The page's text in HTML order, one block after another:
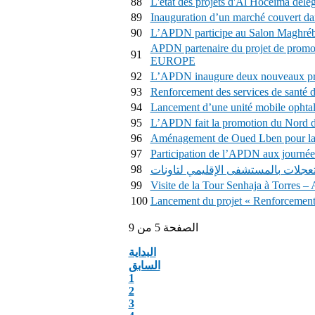
89
Inauguration d’un marché couvert
90
L’APDN participe au Salon
91
APDN partenaire du projet de
EUROPE
92
L’APDN inaugure deux nouveaux
93
Renforcement des services de santé
94
Lancement d’une unité mobile
95
L’APDN fait la promotion du Nord
96
Aménagement de Oued Lben pour
97
Participation de l’APDN aux
98
99
Visite de la Tour Senhaja à Torres –
100 Lancement du projet «
الصفحة 5 من 9
البداية
السابق
1
2
3